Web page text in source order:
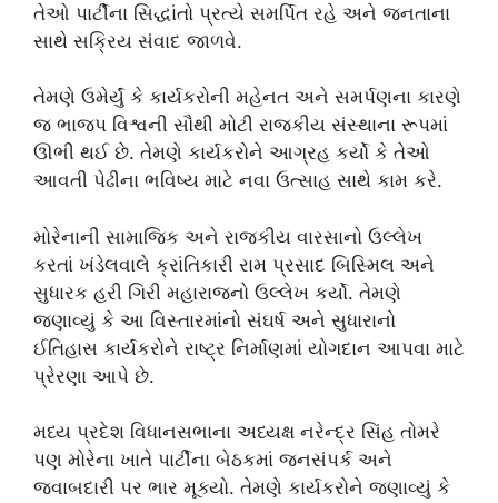
તેઓ પાર્ટીના સિદ્ધાંતો પ્રત્યે સમર્પિત રહે અને જનતાના
સાથે સક્રિય સંવાદ જાળવે.
તેમણે ઉમેર્યું કે કાર્યકરોની મહેનત અને સમર્પણના કારણે
જ ભાજપ વિશ્વની સૌથી મોટી રાજકીય સંસ્થાના રૂપમાં
ઊભી થઈ છે. તેમણે કાર્યકરોને આગ્રહ કર્યો કે તેઓ
આવતી પેઢીના ભવિષ્ય માટે નવા ઉત્સાહ સાથે કામ કરે.
મોરેનાની સામાજિક અને રાજકીય વારસાનો ઉલ્લેખ
કરતાં ખંડેલવાલે ક્રાંતિકારી રામ પ્રસાદ બિસ્મિલ અને
સુધારક હરી ગિરી મહારાજનો ઉલ્લેખ કર્યો. તેમણે
જણાવ્યું કે આ વિસ્તારમાંનો સંઘર્ષ અને સુધારાનો
ઈતિહાસ કાર્યકરોને રાષ્ટ્ર નિર્માણમાં યોગદાન આપવા માટે
પ્રેરણા આપે છે.
મધ્ય પ્રદેશ વિધાનસભાના અધ્યક્ષ નરેન્દ્ર સિંહ તોમરે
પણ મોરેના ખાતે પાર્ટીના બેઠકમાં જનસંપર્ક અને
જવાબદારી પર ભાર મૂક્યો. તેમણે કાર્યકરોને જણાવ્યું કે